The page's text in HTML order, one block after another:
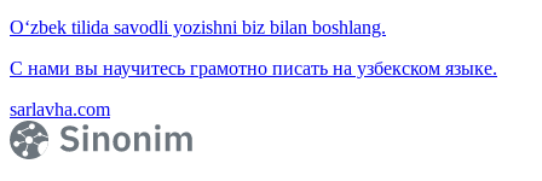
O‘zbek tilida savodli yozishni biz bilan boshlang.
С нами вы научитесь грамотно писать на узбекском языке.
sarlavha.com